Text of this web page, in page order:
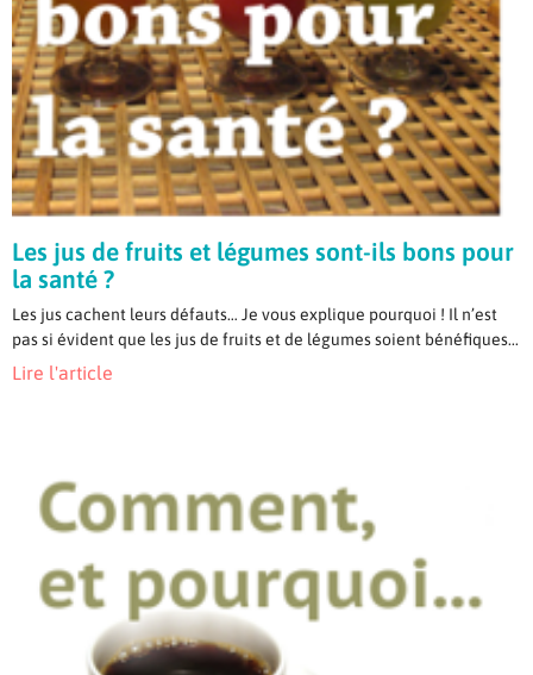
Les jus de fruits et légumes sont-ils bons pour
la santé ?
Les jus cachent leurs défauts… Je vous explique pourquoi ! Il n’est
pas si évident que les jus de fruits et de légumes soient bénéfiques...
Lire l'article